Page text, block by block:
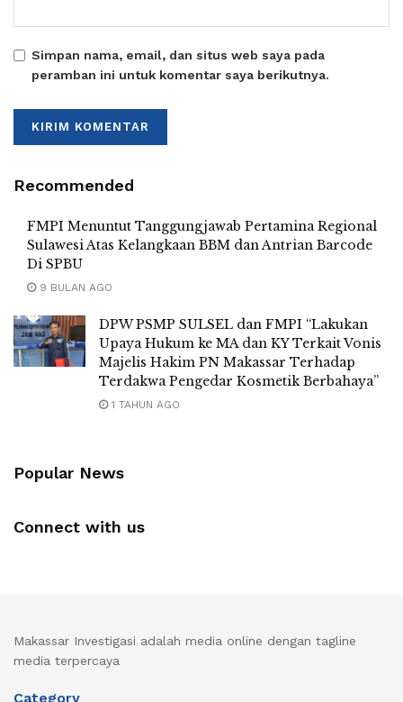
Simpan nama, email, dan situs web saya pada
peramban ini untuk komentar saya berikutnya.
Recommended
FMPI Menuntut Tanggungjawab Pertamina Regional
Sulawesi Atas Kelangkaan BBM dan Antrian Barcode
Di SPBU
9 BULAN AGO
DPW PSMP SULSEL dan FMPI “Lakukan
Upaya Hukum ke MA dan KY Terkait Vonis
Majelis Hakim PN Makassar Terhadap
Terdakwa Pengedar Kosmetik Berbahaya”
1 TAHUN AGO
Popular News
Connect with us
Makassar Investigasi adalah media online dengan tagline
media terpercaya
Category